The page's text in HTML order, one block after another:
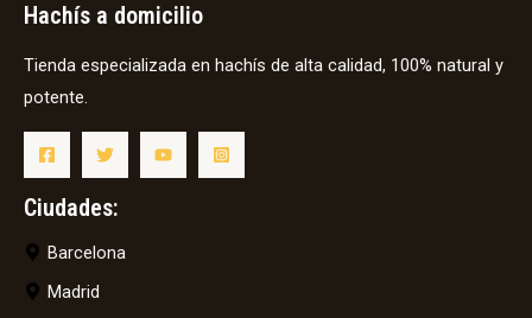
Hachís a domicilio
Tienda especializada en hachís de alta calidad, 100% natural y
potente.
Ciudades:
Barcelona
Madrid